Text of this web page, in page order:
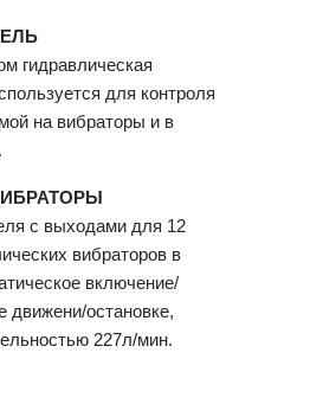
гидравлическая
для контроля
на вибраторы и в
с выходами для 12
вибраторов в
включение/
движени/остановке,
227л/мин.